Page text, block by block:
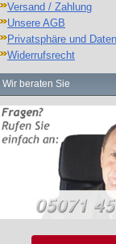
Versand / Zahlung
Unsere AGB
Privatsphäre und
Widerrufsrecht
Wir beraten Sie